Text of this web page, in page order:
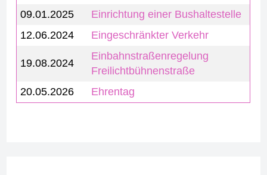
09.01.2025
Einrichtung einer Bushaltestelle
12.06.2024
Eingeschränkter Verkehr
19.08.2024
Einbahnstraßenregelung
Freilichtbühnenstraße
20.05.2026
Ehrentag